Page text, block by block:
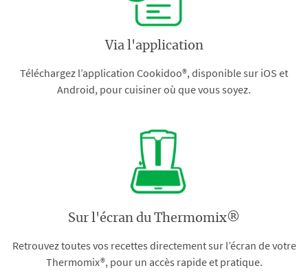
Via l'application
Téléchargez l’application Cookidoo®, disponible sur iOS et
Android, pour cuisiner où que vous soyez.
Sur l'écran du Thermomix®
Retrouvez toutes vos recettes directement sur l’écran de votre
Thermomix®, pour un accès rapide et pratique.